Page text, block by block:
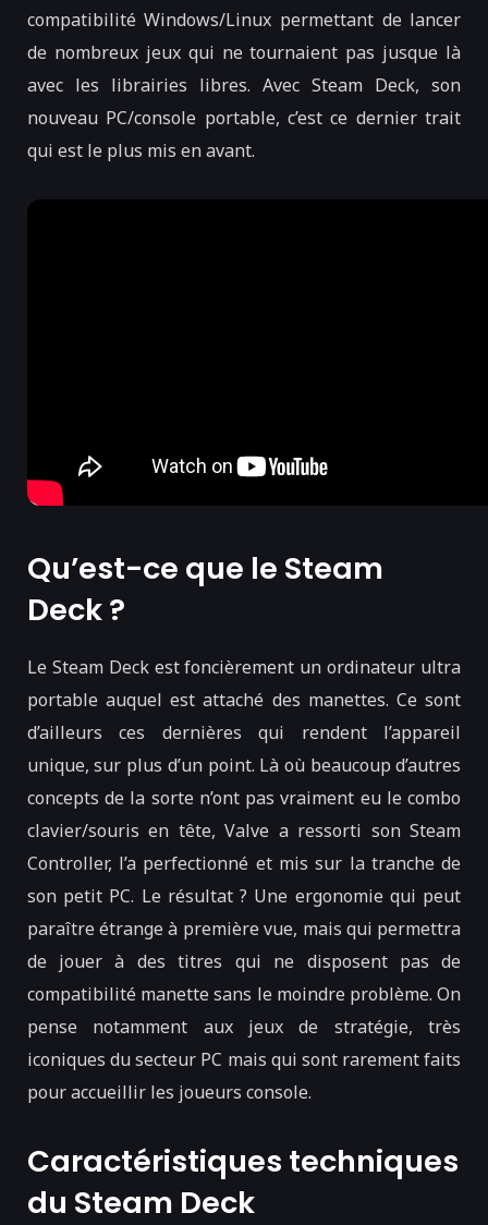
compatibilité Windows/Linux permettant de lancer
de nombreux jeux qui ne tournaient pas jusque là
avec les librairies libres. Avec Steam Deck, son
nouveau PC/console portable, c’est ce dernier trait
qui est le plus mis en avant.
Qu’est-ce que le Steam
Deck ?
Le Steam Deck est foncièrement un ordinateur ultra
portable auquel est attaché des manettes. Ce sont
d’ailleurs ces dernières qui rendent l’appareil
unique, sur plus d’un point. Là où beaucoup d’autres
concepts de la sorte n’ont pas vraiment eu le combo
clavier/souris en tête, Valve a ressorti son Steam
Controller, l’a perfectionné et mis sur la tranche de
son petit PC. Le résultat ? Une ergonomie qui peut
paraître étrange à première vue, mais qui permettra
de jouer à des titres qui ne disposent pas de
compatibilité manette sans le moindre problème. On
pense notamment aux jeux de stratégie, très
iconiques du secteur PC mais qui sont rarement faits
pour accueillir les joueurs console.
Caractéristiques techniques
du Steam Deck